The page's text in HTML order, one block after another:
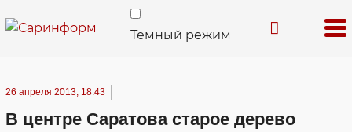
Темный режим
26 апреля 2013, 18:43
В центре Саратова старое дерево